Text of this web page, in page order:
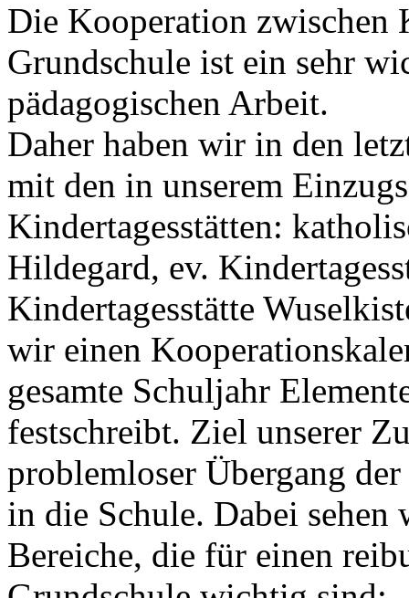
Die Kooperation zwischen
Grundschule ist ein sehr
pädagogischen Arbeit.
Daher haben wir in den
mit den in unserem
Kindertagesstätten:
Hildegard, ev.
Kindertagesstätte
wir einen
gesamte Schuljahr
festschreibt. Ziel unserer
problemloser Übergang
in die Schule. Dabei
Bereiche, die für einen